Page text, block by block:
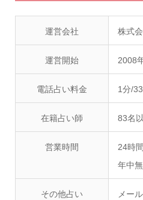
運営会社 株式
運営開始 2008
電話占い料金 1分/
在籍占い師 83名
営業時間
24時
年中
その他占い メー